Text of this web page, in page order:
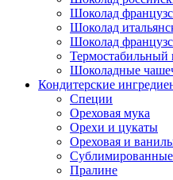
Шоколад
Шоколад
Шоколад
Термостабильный
Шоколадные
Кондитерские
Специи
Ореховая мука
Орехи и цукаты
Ореховая и
Пралине